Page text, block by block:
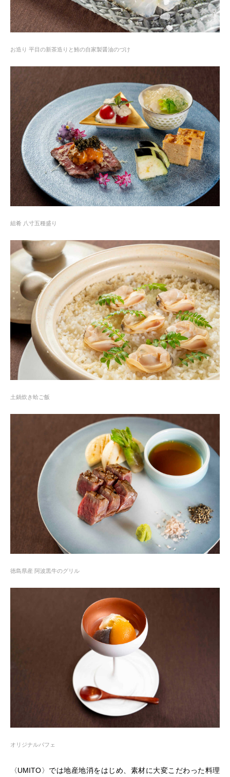
お造り 平目の新茶造りと鮪の自家製醤油のづけ
組肴 八寸五種盛り
土鍋炊き蛤ご飯
徳島県産 阿波黒牛のグリル
オリジナルパフェ
〈UMITO〉では地産地消をはじめ、素材に大変こだわった料理